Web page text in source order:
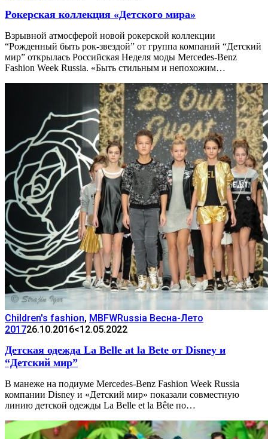
Рокерская коллекция «Детского мира»
Взрывной атмосферой новой рокерской коллекции
“Рожденный быть рок-звездой” от группа компаний “Детский
мир” открылась Российская Неделя моды Mercedes-Benz
Fashion Week Russia. «Быть стильным и непохожим…
Children's fashion, MBFWRussia Весна-Лето
201726.10.2016<12.05.2022
Детская одежда La Belle at la Bete от Disney и
“Детский мир”
В манеже на подиуме Mercedes-Benz Fashion Week Russia
компании Disney и «Детский мир» показали совместную
линию детской одежды La Belle et la Bête по…